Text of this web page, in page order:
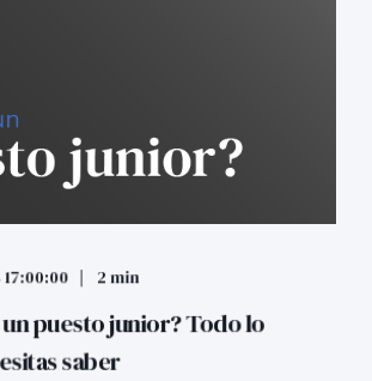
17:00:00 2 min
un puesto junior? Todo lo
saber